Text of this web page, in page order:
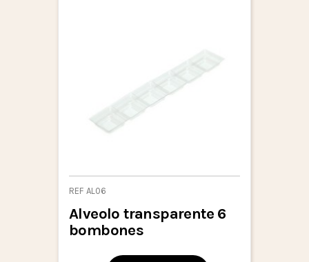
REF AL06
Alveolo transparente 6
bombones